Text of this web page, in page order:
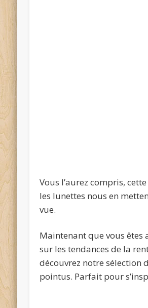
Vous l’aurez compris,
les lunettes nous en
vue.
Maintenant que vous êtes
sur les tendances de la
découvrez notre sélection
pointus. Parfait pour